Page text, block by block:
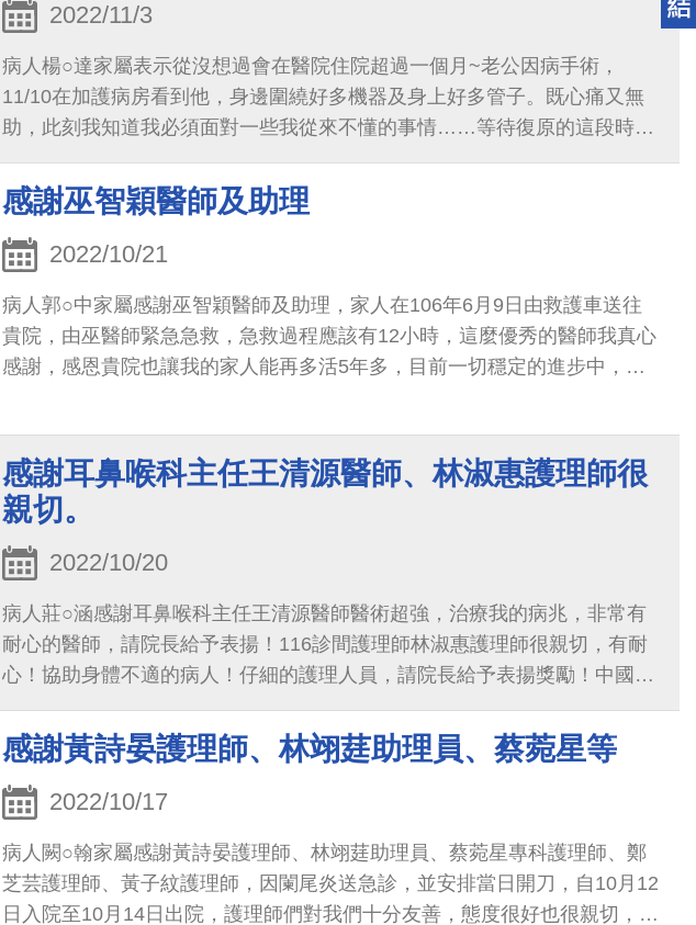
2022/11/3
病人楊○達家屬表示從沒想過會在醫院住院超過一個月~老公因病手術，
11/10在加護病房看到他，身邊圍繞好多機器及身上好多管子。既心痛又無
助，此刻我知道我必須面對一些我從來不懂的事情……等待復原的這段時間
裡，特別感謝柯道維醫師、林昱森醫師及醫療團隊的大家，在開刀房犧牲睡
眠，搶時間搶救老公，由衷的感謝與感激。 此刻凌晨02：30沒了睡意，看
著熟睡的老公，幸福感油然而生，且逐漸擴大，回想這段日子，要感謝的人
很多，包括第一外科加護病房所有照顧老公的醫護人員，尤其是蔡昀臻護理
房裡有點溫暖，謝謝您！ 病房1206的所有醫護人員對我們都很好，很親
切、專業、溫柔又有耐心，尤其是張雅芝護理師，她好熱心、很陽光，她教
會我們引流管的袋子除了掛在點滴架上，還可以夾床墊套，這樣活動範圍就
謝您！ 胸腔外科的林昱森醫師，感謝您願意緊急接下這病患並給予最棒的醫
療與救助，讓手術順利，且無數次的病房探視關心，謝謝您及團隊！ 大腸直
腸肛門外科的柯道維醫師，2018年因大腸癌在院內治療至今。此次病發，幸
得柯主任及其醫療團隊在第一時間排除萬難緊急為老公手術治療，甚至整合
胸腔外科的部門，協助搶救老公的生命，這解決問題的速度及精湛的醫術，
此時給大家出難題添麻煩了，柯主任不只一次握住老公的手給予鼓勵，殊不
知這動作給予老公超級大的能量。不只是身體上，心靈上更是得以安心治
療，還適時給予我最好的治療意見與決定。在普通病房，更無數次來關心復
原進度，甚至有時是在晚上、在假日，原來是剛離開手術房，天啊！太辛苦
了！柯主任真是沒架子有溫度又帥氣的好醫師，能遇上這麼用心的好醫師，
強大了、太優秀了，千言萬語…深深感恩。
感謝巫智穎醫師及助理
2022/10/21
病人郭○中家屬感謝巫智穎醫師及助理，家人在106年6月9日由救護車送往
貴院，由巫醫師緊急急救，急救過程應該有12小時，這麼優秀的醫師我真心
感謝，感恩貴院也讓我的家人能再多活5年多，目前一切穩定的進步中，有
感謝耳鼻喉科主任王清源醫師、林淑惠護理師很
親切。
2022/10/20
病人莊○涵感謝耳鼻喉科主任王清源醫師醫術超強，治療我的病兆，非常有
耐心的醫師，請院長給予表揚！116診間護理師林淑惠護理師很親切，有耐
心！協助身體不適的病人！仔細的護理人員，請院長給予表揚獎勵！中國附
醫非常需要像林淑惠護理師的人，感謝。
感謝黃詩晏護理師、林翊莛助理員、蔡菀星等
2022/10/17
病人闕○翰家屬感謝黃詩晏護理師、林翊莛助理員、蔡菀星專科護理師、鄭
芝芸護理師、黃子紋護理師，因闌尾炎送急診，並安排當日開刀，自10月12
日入院至10月14日出院，護理師們對我們十分友善，態度很好也很親切，對